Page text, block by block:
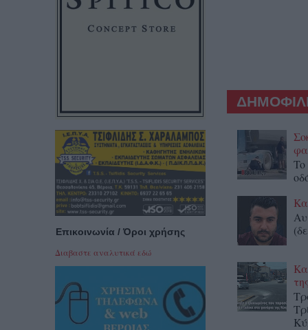
To
Επικοινωνία / Όροι χρήσης
Διαβαστε αναλυτικά εδώ